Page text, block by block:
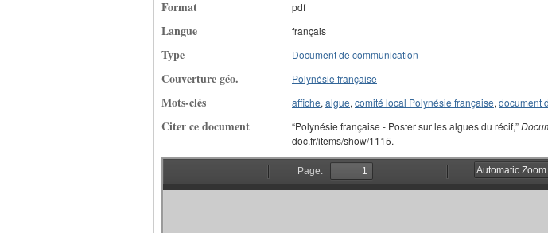
Format pdf
Langue français
Type Document de communication
Couverture géo. Polynésie française
Mots-clés affiche, algue, comité local Polynésie française, document
Citer ce document “Polynésie française - Poster sur les algues du récif,”
doc.fr/items/show/1115.